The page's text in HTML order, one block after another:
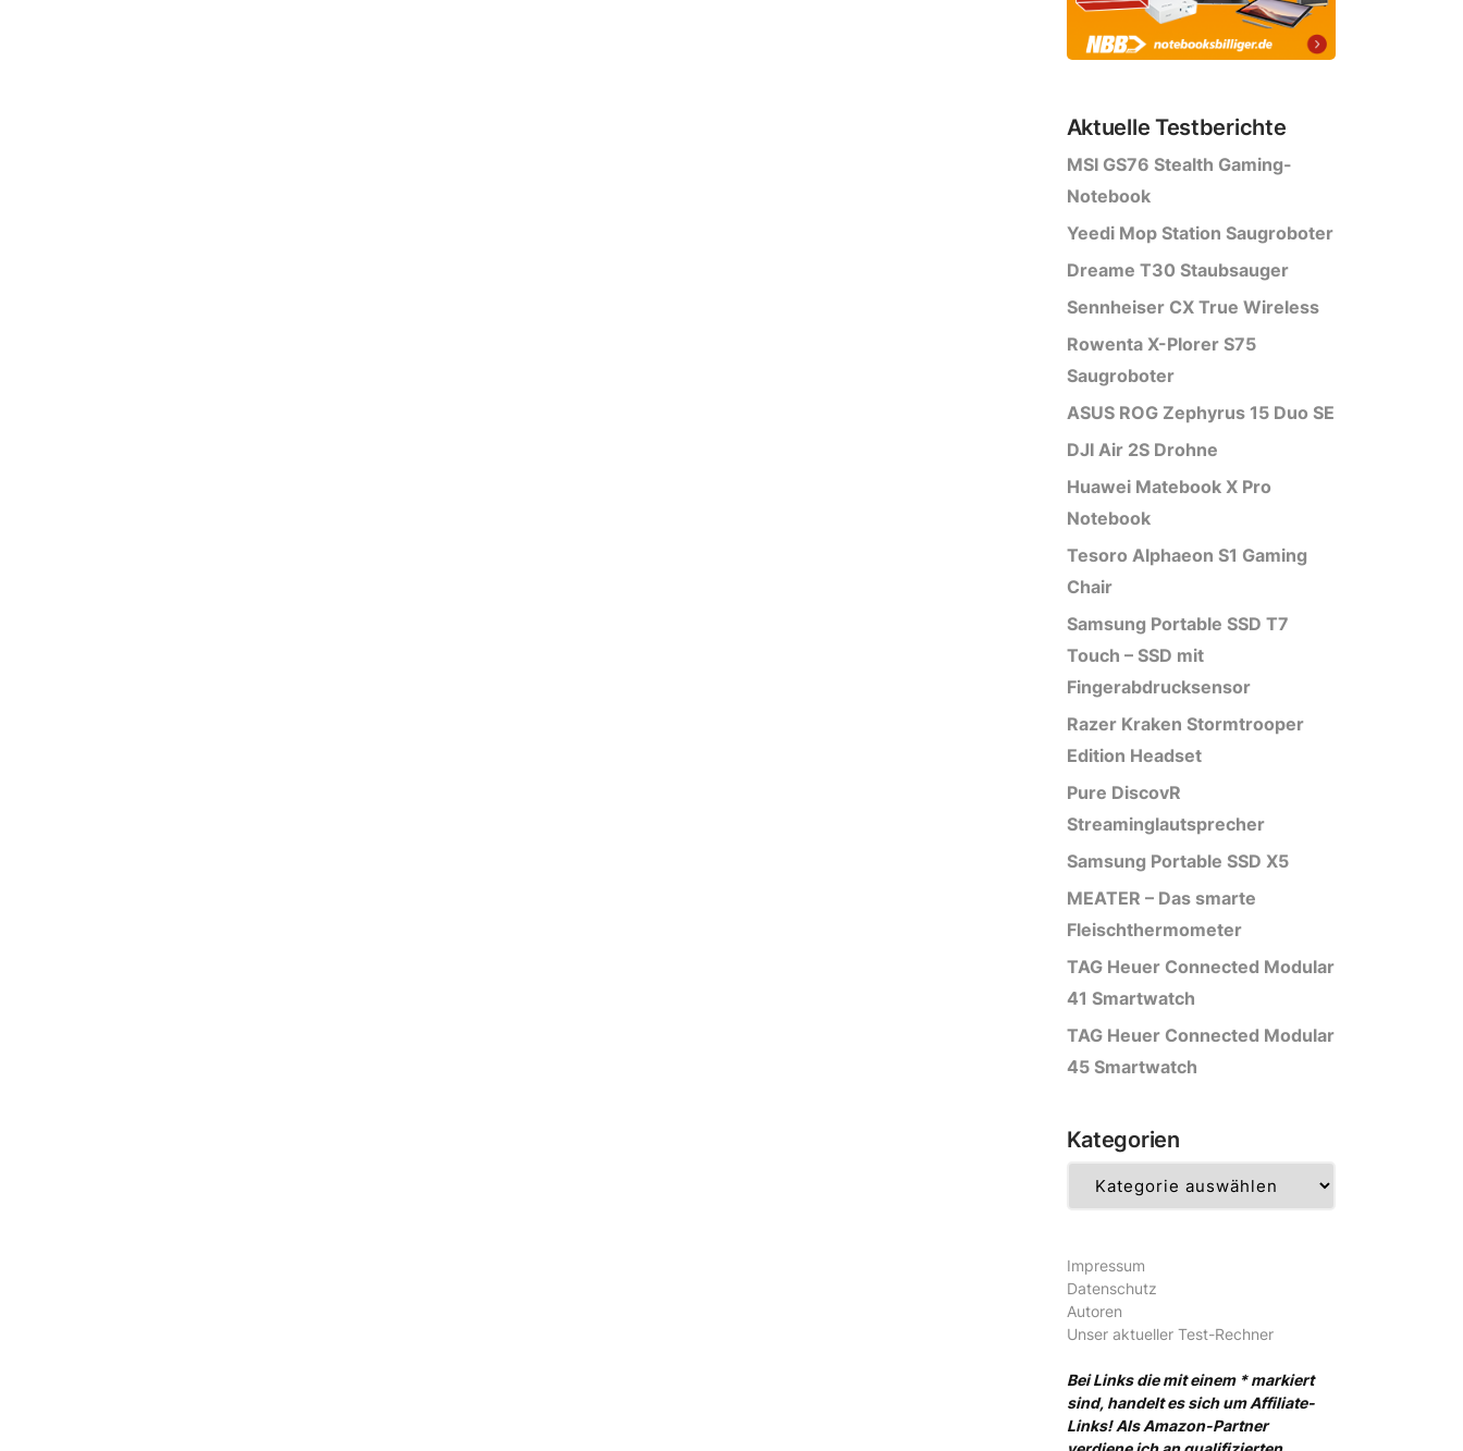
Aktuelle Testberichte
MSI GS76 Stealth Gaming-
Notebook
Yeedi Mop Station Saugroboter
Dreame T30 Staubsauger
Sennheiser CX True Wireless
Rowenta X-Plorer S75
Saugroboter
ASUS ROG Zephyrus 15 Duo SE
DJI Air 2S Drohne
Huawei Matebook X Pro
Notebook
Tesoro Alphaeon S1 Gaming
Chair
Samsung Portable SSD T7
Touch – SSD mit
Fingerabdrucksensor
Razer Kraken Stormtrooper
Edition Headset
Pure DiscovR
Streaminglautsprecher
Samsung Portable SSD X5
MEATER – Das smarte
Fleischthermometer
TAG Heuer Connected Modular
41 Smartwatch
TAG Heuer Connected Modular
45 Smartwatch
Kategorien
Impressum
Datenschutz
Autoren
Unser aktueller Test-Rechner
Bei Links die mit einem * markiert
sind, handelt es sich um Affiliate-
Links! Als Amazon-Partner